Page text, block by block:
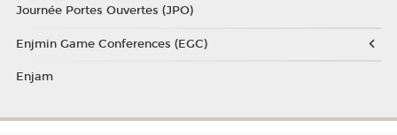
Journée Portes Ouvertes (JPO)
Enjmin Game Conferences (EGC)
Enjam